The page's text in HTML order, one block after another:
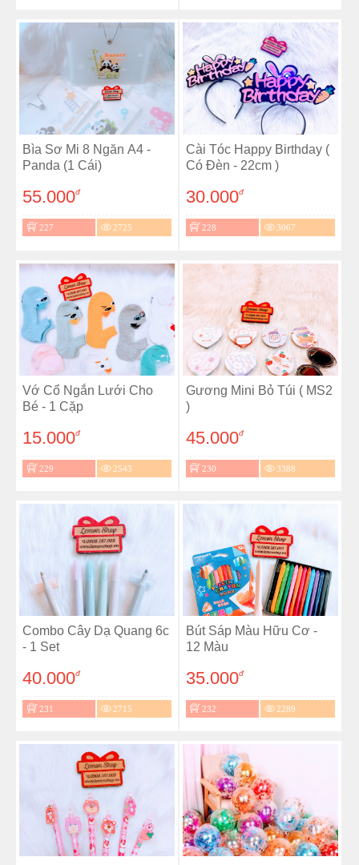
Bìa Sơ Mi 8 Ngăn A4 -
Panda (1 Cái)
55.000đ
227 2725
Cài Tóc Happy Birthday (
Có Đèn - 22cm )
30.000đ
228 3067
Vớ Cổ Ngắn Lưới Cho
Bé - 1 Cặp
15.000đ
229 2543
Gương Mini Bỏ Túi ( MS2
)
45.000đ
230 3388
Combo Cây Dạ Quang 6c
- 1 Set
40.000đ
231 2715
Bút Sáp Màu Hữu Cơ -
12 Màu
35.000đ
232 2289